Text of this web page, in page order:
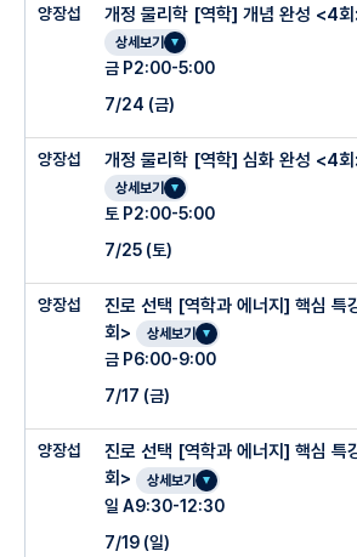
○관리 시스템
-학교 특성이 반영된 최적화된 모의고사 매주 제공 및 피드빅
-매주 개인별 누적 오답노트 제공
-출석 / 시험점수 / 과제물 수행결과 문자 개별 공유
-맨투맨 관리 : 모르는 유형은 익힐 때까지 (강사+조교진)
○ 주차별 진도계획
1주차 : 물체의 운동 - 등가속도 운동 (s,v,a,t)
2주차 : 운동의법칙 - 정역학,동역학 (F,m,a)
3주차 : 일과 에너지 - 역학의 다른 관점
4주차 : 운동량 보존,돌림힘 - 2008 물리학 킬러,2015
○ 관리 시스템
-과제 성취도가 미흡한 경우,클리닉에 참석해 과제 완벽 수행
○ 역학 심화 [유형 & 문풀]
1회차 돌림힘 + 역학적 평형
4회차 역학적 에너지
양장섭 개정 물리학 [역학] 개념 완성 <4
상세보기
금 P2:00-5:00
7/24 (금)
반포 내신 15년차, 최상위권 선배들의 1등급 결과로 증명
개념만 빠르게 보지 않고, 문제를 직접 풀수 있게 만드는
복잡한 계산과 수식 없이 단순화된 문제 풀이스킬로 풀이
반포지역 내신 빈출, EBS 수특/수완, 수능 기출문제로 제
○ 관리시스템
답지 없이 풀어서 온라인으로 제출하는 중간점검 과제
기본개념부터 연습문제, 학교 내신, 모의고사 기출 심화까
양장섭 개정 물리학 [역학] 심화 완성 <4
상세보기
토 P2:00-5:00
7/25 (토)
반포 내신 15년차, 최상위권 선배들의 1등급 결과로 증명
시간관리가 중요한 고2 내신대비를 미리 준비하는 실전 내
복잡한 계산과 수식 없이 단순화된 문제 풀이스킬로 풀이
반포지역 내신 빈출, EBS 수특/수완, 수능 기출문제로 제
양장섭
진로 선택 [역학과 에너지] 핵심 특
회>
상세보기
금 P6:00-9:00
7/17 (금)
반포 내신 15년차, 최상위권 선배들의 1등급 결과로 증명
양장섭
진로 선택 [역학과 에너지] 핵심 특
회>
상세보기
일 A9:30-12:30
7/19 (일)